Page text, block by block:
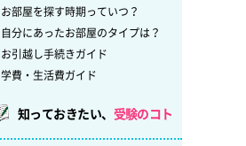
お部屋を探す時期っていつ？
自分にあったお部屋のタイプは？
お引越し手続きガイド
学費・生活費ガイド
知っておきたい、 受験のコト